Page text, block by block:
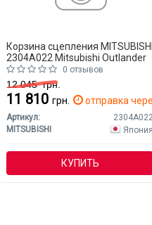
Корзина сцепления MITSUBISHI
2304A022 Mitsubishi Outlander
0 отзывов
12 045грн.
11 810 грн. отправка
Артикул:
MITSUBISHI
Япония
КУПИТЬ